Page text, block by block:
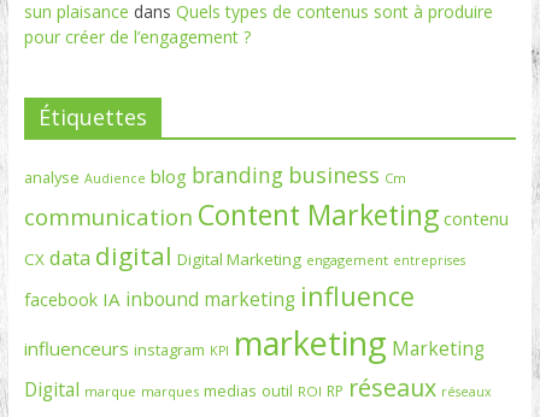
sun plaisance dans Quels types de contenus sont à produire
pour créer de l’engagement ?
Étiquettes
analyse Audience blog branding business Cm
communication Content Marketing contenu
CX data digital Digital Marketing engagement entreprises
facebook IA inbound marketing influence
influenceurs instagram KPI marketing Marketing
Digital marque marques medias outil ROI RP réseaux réseaux